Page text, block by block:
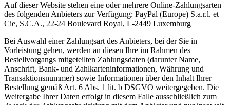
Auf dieser Website stehen eine oder mehrere Online-Zahlungsarten
des folgenden Anbieters zur Verfügung: PayPal (Europe) S.a.r.l. et
Cie, S.C.A., 22-24 Boulevard Royal, L-2449 Luxemburg
Bei Auswahl einer Zahlungsart des Anbieters, bei der Sie in
Vorleistung gehen, werden an diesen Ihre im Rahmen des
Bestellvorgangs mitgeteilten Zahlungsdaten (darunter Name,
Anschrift, Bank- und Zahlkarteninformationen, Währung und
Transaktionsnummer) sowie Informationen über den Inhalt Ihrer
Bestellung gemäß Art. 6 Abs. 1 lit. b DSGVO weitergegeben. Die
Weitergabe Ihrer Daten erfolgt in diesem Falle ausschließlich zum